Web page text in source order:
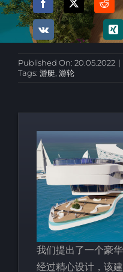
Published On: 20.05.2022 |
Tags: 游艇 游轮
我们提出了一个豪
经过精心设计，该